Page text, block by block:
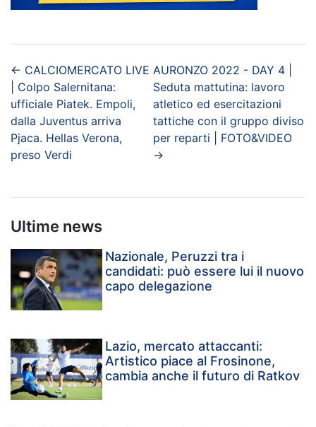
← CALCIOMERCATO LIVE
| Colpo Salernitana:
ufficiale Piatek. Empoli,
dalla Juventus arriva
Pjaca. Hellas Verona,
preso Verdi
AURONZO 2022 - DAY 4 |
Seduta mattutina: lavoro
atletico ed esercitazioni
tattiche con il gruppo diviso
per reparti | FOTO&VIDEO
→
Ultime news
Nazionale, Peruzzi tra i
candidati: può essere lui il nuovo
capo delegazione
Lazio, mercato attaccanti:
Artistico piace al Frosinone,
cambia anche il futuro di Ratkov